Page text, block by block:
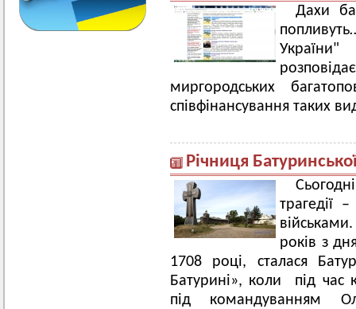
Дахи
миргородських
співфінансування таких
Річниця Батуринської
трагедії
років з
1708 році, сталася
Батурині», коли під час
під командуванням